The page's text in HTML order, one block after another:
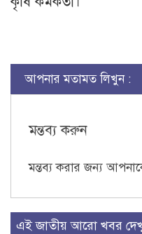
আপনার মতামত লিখুন :
মন্তব্য করুন
মন্তব্য করার জন্য
এই জাতীয় আরো খবর